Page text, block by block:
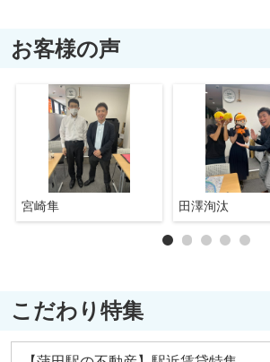
お客様の声
宮崎隼 田澤洵汰
こだわり特集